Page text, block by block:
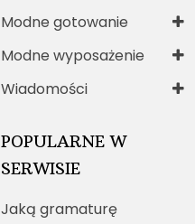
Modne gotowanie
Modne wyposażenie
Wiadomości
POPULARNE W
SERWISIE
Jaką gramaturę